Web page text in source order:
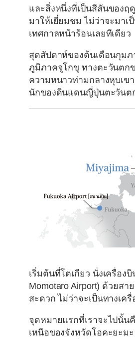
และสิ่งหนึ่งที่เป็นสีสันของ
มาให้เยี่ยมชม ไม่ว่าจะมา
เทศกาลหน้าร้อนเลยทีเดียว
สุดสัปดาห์ของต้นเดือนกุมภ
ภูมิภาคจูโกขุ ทางตะวันตก
ความหนาวท่ามกลางหุบเข
นักของดินแดนญี่ปุ่นตะวันต
เริ่มต้นที่โตเกียว นั่งเครื่อง
Momotaro Airport) ด้วยสา
สะดวก ไม่ว่าจะเป็นทางเค
จุดหมายแรกที่เราจะไปนั้น
เหนือของจังหวัดโอคะยะม